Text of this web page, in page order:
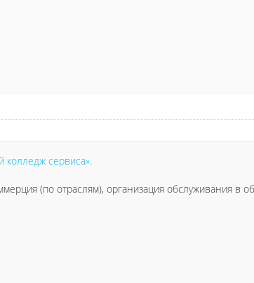
колледж сервиса».
(по отраслям), организация обслуживания в